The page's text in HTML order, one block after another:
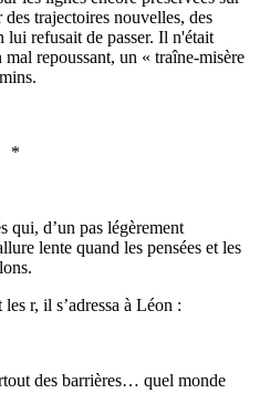
trajectoires nouvelles, des
lui refusait de passer. Il n'était
repoussant, un « traîne-misère
*
qui, d’un pas légèrement
lente quand les pensées et les
r, il s’adressa à Léon :
des barrières… quel monde